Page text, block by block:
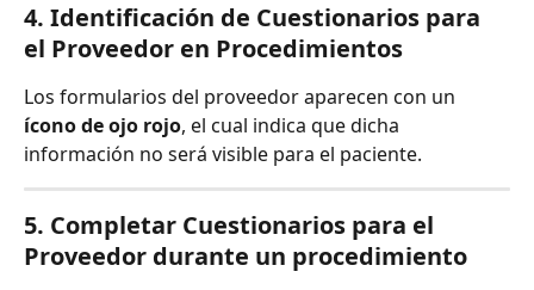
4. Identificación de Cuestionarios para
el Proveedor en Procedimientos
Los formularios del proveedor aparecen con un
ícono de ojo rojo, el cual indica que dicha
información no será visible para el paciente.
5. Completar Cuestionarios para el
Proveedor durante un procedimiento